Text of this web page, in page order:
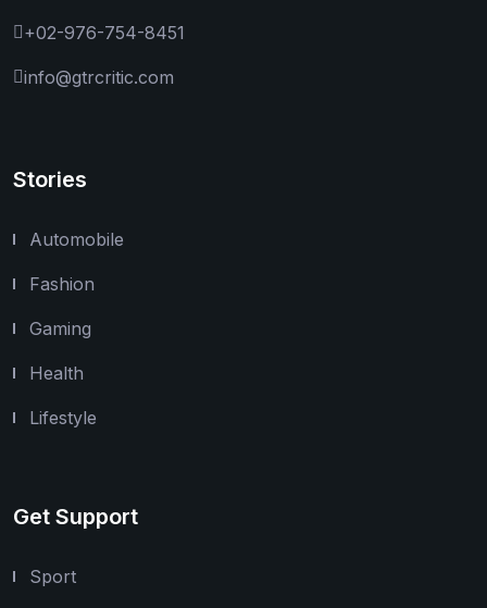
+02-976-754-8451
info@gtrcritic.com
Stories
Automobile
Fashion
Gaming
Health
Lifestyle
Get Support
Sport